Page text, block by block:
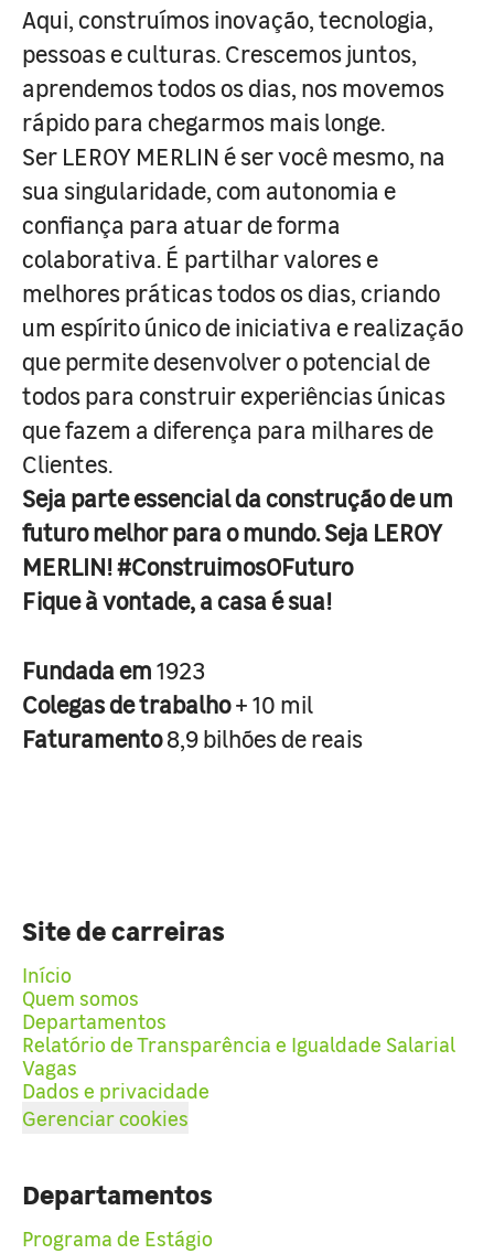
Aqui, construímos inovação, tecnologia,
pessoas e culturas. Crescemos juntos,
aprendemos todos os dias, nos movemos
rápido para chegarmos mais longe.
Ser LEROY MERLIN é ser você mesmo, na
sua singularidade, com autonomia e
confiança para atuar de forma
colaborativa. É partilhar valores e
melhores práticas todos os dias, criando
um espírito único de iniciativa e realização
que permite desenvolver o potencial de
todos para construir experiências únicas
que fazem a diferença para milhares de
Clientes.
Seja parte essencial da construção de um
futuro melhor para o mundo. Seja LEROY
MERLIN! #ConstruimosOFuturo
Fique à vontade, a casa é sua!
Fundada em1923
Colegas de trabalho+ 10 mil
Faturamento8,9 bilhões de reais
Site de carreiras
Início
Quem somos
Departamentos
Relatório de Transparência e Igualdade Salarial
Vagas
Dados e privacidade
Gerenciar cookies
Departamentos
Programa de Estágio